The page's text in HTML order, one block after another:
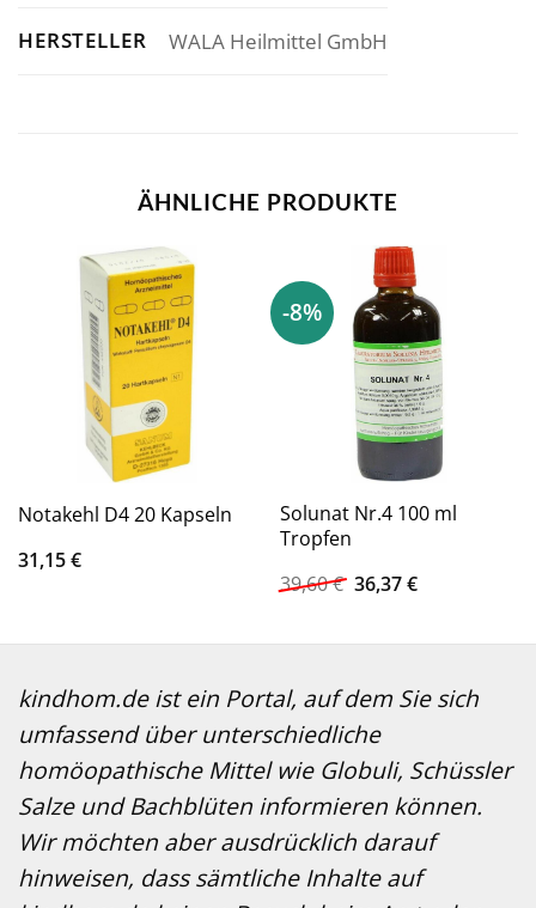
HERSTELLER WALA Heilmittel GmbH
ÄHNLICHE PRODUKTE
Notakehl D4 20 Kapseln
31,15€
-8%
Solunat Nr.4 100 ml
Tropfen
39,60€ Ursprünglicher
Preis
39,60 €
36,37€Aktueller
36,37 €.
kindhom.de ist ein Portal, auf dem Sie sich
umfassend über unterschiedliche
homöopathische Mittel wie Globuli, Schüssler
Salze und Bachblüten informieren können.
Wir möchten aber ausdrücklich darauf
hinweisen, dass sämtliche Inhalte auf